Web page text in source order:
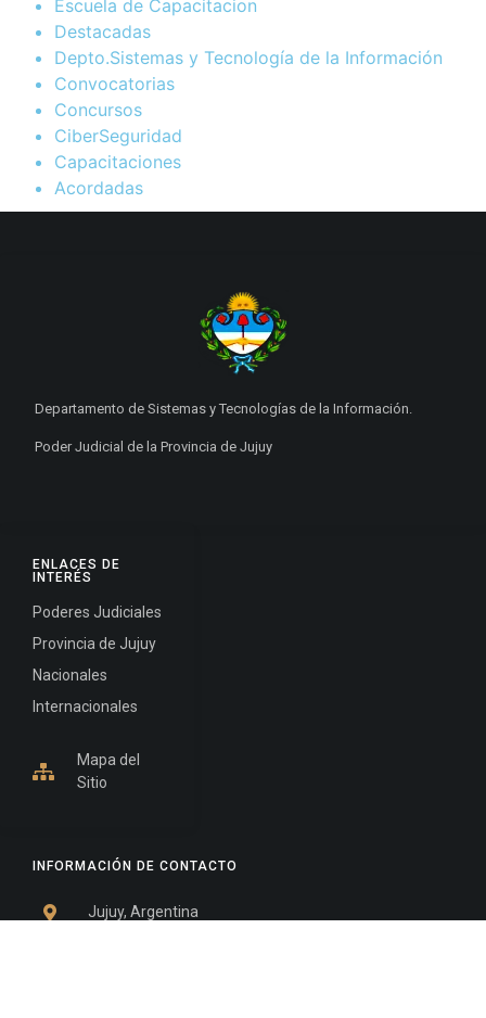
Escuela de Capacitacion
Destacadas
Depto.Sistemas y Tecnología de la Información
Convocatorias
Concursos
CiberSeguridad
Capacitaciones
Acordadas
INFORMACIÓN DE CONTACTO
Jujuy, Argentina
ENLACES DE
INTERÉS
Poderes Judiciales
Provincia de Jujuy
Nacionales
Internacionales
Mapa del
Sitio
Departamento de Sistemas y Tecnologías de la Información.
Poder Judicial de la Provincia de Jujuy